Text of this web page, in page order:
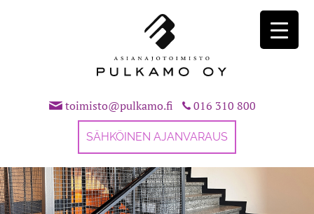
toimisto@pulkamo.fi 016 310 800
SÄHKÖINEN AJANVARAUS